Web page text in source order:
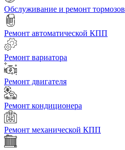
Обслуживание и ремонт тормозов
Ремонт автоматической КПП
Ремонт вариатора
Ремонт двигателя
Ремонт кондиционера
Ремонт механической КПП